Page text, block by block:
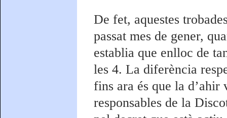
De fet, aquestes
passat mes de gener,
establia que enlloc de
les 4. La diferència
fins ara és que la
responsables de la